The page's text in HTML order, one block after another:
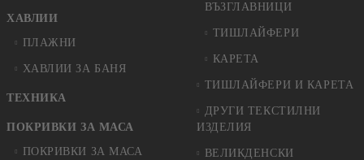
ХАВЛИИ
ПЛАЖНИ
ХАВЛИИ ЗА БАНЯ
ТЕХНИКА
ПОКРИВКИ ЗА МАСА
ПОКРИВКИ ЗА МАСА
ВЪЗГЛАВНИЦИ
ТИШЛАЙФЕРИ
КАРЕТА
ТИШЛАЙФЕРИ И КАРЕТА
ДРУГИ ТЕКСТИЛНИ
ИЗДЕЛИЯ
ВЕЛИКДЕНСКИ